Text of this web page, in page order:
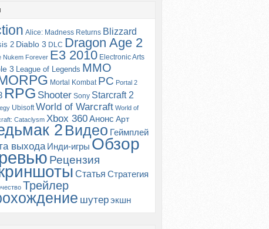
Alice: Madness Returns Blizzard
2 Diablo 3 DLC Dragon Age 2
Nukem Forever E3 2010 Electronic Arts
3 League of Legends MMO
Mortal Kombat PC Portal 2
RPG Shooter Sony Starcraft 2
Ubisoft World of Warcraft World of
Cataclysm Xbox 360Анонс Арт
2 Видео Геймплей
выхода Инди-игры Обзор
Рецензия
Статья Стратегия
Трейлер
шутерэкшн